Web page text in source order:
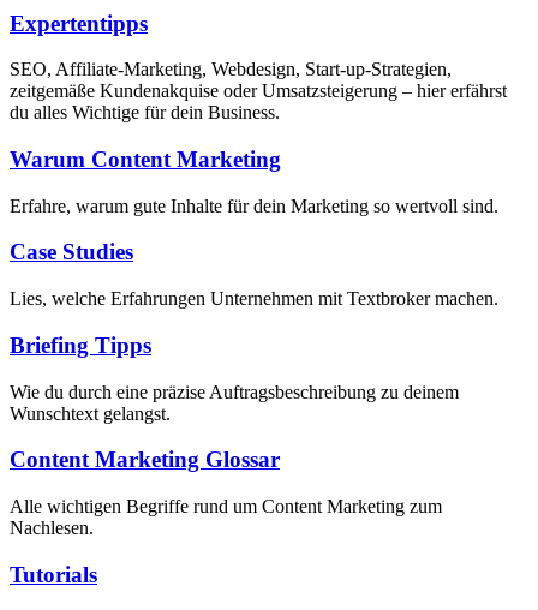
Expertentipps
SEO, Affiliate-Marketing, Webdesign, Start-up-Strategien,
zeitgemäße Kundenakquise oder Umsatzsteigerung – hier erfährst
du alles Wichtige für dein Business.
Warum Content Marketing
Erfahre, warum gute Inhalte für dein Marketing so wertvoll sind.
Case Studies
Lies, welche Erfahrungen Unternehmen mit Textbroker machen.
Briefing Tipps
Wie du durch eine präzise Auftragsbeschreibung zu deinem
Wunschtext gelangst.
Content Marketing Glossar
Alle wichtigen Begriffe rund um Content Marketing zum
Nachlesen.
Tutorials